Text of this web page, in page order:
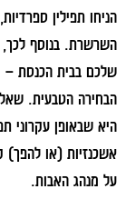
הניחו תפילין
השרשרת. בנוסף לכך,
שלכם בבית הכנסת –
הבחירה הטבעית.
היא שבאופן עקרוני
אשכנזיות (או להפך)
על מנהג האבות.